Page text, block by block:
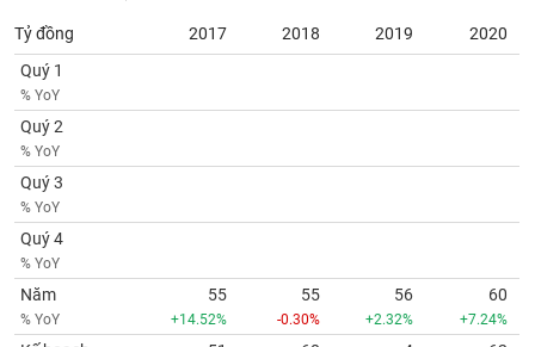
Tỷ đồng 2017 2018 2019
2020
Quý 1
% YoY
Quý 2
% YoY
Quý 3
% YoY
Quý 4
% YoY
Năm
% YoY
55
+14.52%
55
-0.30%
56
+2.32%
60
+7.24%
ĐỘNG
SẢN
Mã
chứng
khoán
(-)
Tất cả
Lãnh
đạo
(-)